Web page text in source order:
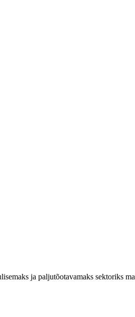
ja paljutõotavamaks sektoriks